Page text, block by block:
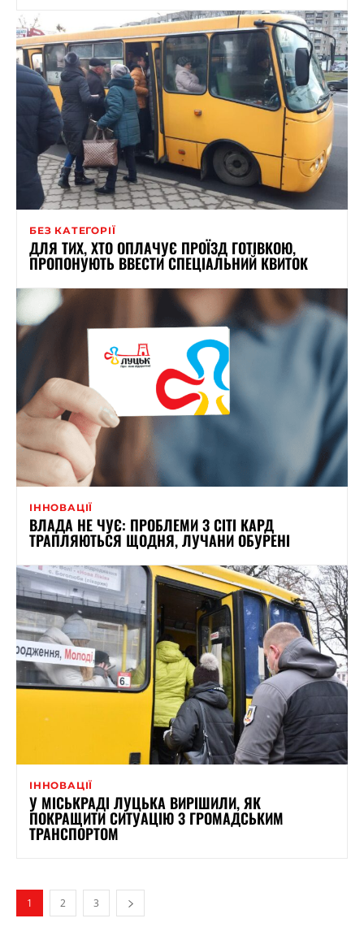
БЕЗ КАТЕГОРІЇ
ДЛЯ ТИХ, ХТО ОПЛАЧУЄ ПРОЇЗД ГОТІВКОЮ,
ПРОПОНУЮТЬ ВВЕСТИ СПЕЦІАЛЬНИЙ КВИТОК
ІННОВАЦІЇ
ВЛАДА НЕ ЧУЄ: ПРОБЛЕМИ З СІТІ КАРД
ТРАПЛЯЮТЬСЯ ЩОДНЯ, ЛУЧАНИ ОБУРЕНІ
ІННОВАЦІЇ
У МІСЬКРАДІ ЛУЦЬКА ВИРІШИЛИ, ЯК
ПОКРАЩИТИ СИТУАЦІЮ З ГРОМАДСЬКИМ
ТРАНСПОРТОМ
1 2 3